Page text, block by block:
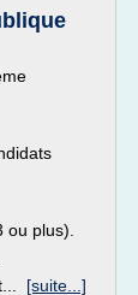
plus).
[suite...]